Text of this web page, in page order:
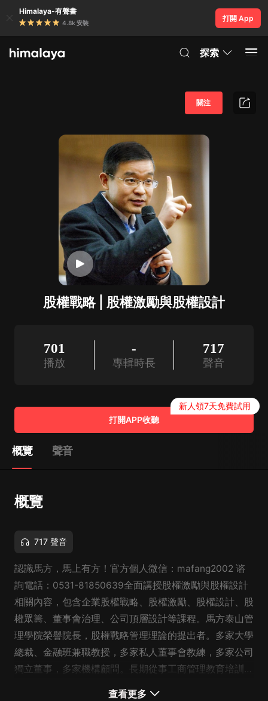
Himalaya-有聲書
4.8k 安裝
打開 App
探索
股權戰略 | 股權激勵與股權設計
關注
701
播放
-
專輯時長
717
聲音
打開APP收聽
新人領7天免費試用
概覽 聲音
概覽
717 聲音
認識馬方，馬上有方！官方個人微信：mafang2002 谘
詢電話：0531-81850639全面講授股權激勵與股權設計
相關內容，包含企業股權戰略、股權激勵、股權設計、股
權眾籌、董事會治理、公司頂層設計等課程。馬方泰山管
理學院榮譽院長，股權戰略管理理論的提出者。多家大學
總裁、金融班兼職教授，多家私人董事會教練，多家公司
獨立董事，多家機構顧問。長期從事工商管理教育培訓和
查看更多